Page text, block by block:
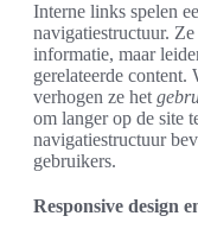
Interne links spelen
navigatiestructuur.
informatie, maar
gerelateerde content.
verhogen ze het
om langer op de site
navigatiestructuur
gebruikers.
Responsive design